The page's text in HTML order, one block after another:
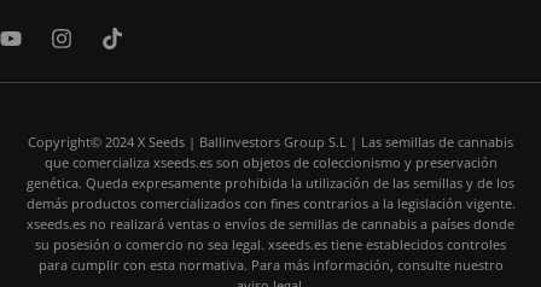
Y
u
I
s
g
r
a
m
T
k
k
Copyright© 2024 X Seeds | Ballinvestors Group S.L | Las semillas de cannabis
que comercializa xseeds.es son objetos de coleccionismo y preservación
genética. Queda expresamente prohibida la utilización de las semillas y de los
demás productos comercializados con fines contrarios a la legislación vigente.
xseeds.es no realizará ventas o envíos de semillas de cannabis a países donde
su posesión o comercio no sea legal. xseeds.es tiene establecidos controles
para cumplir con esta normativa. Para más información, consulte nuestro